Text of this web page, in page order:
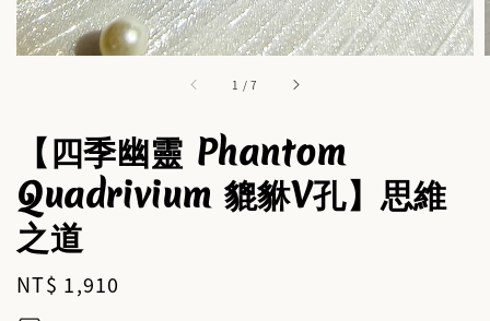
1 /7
【四季幽靈 Phantom
Quadrivium 貔貅V孔】思維
之道
Regular
price
NT$ 1,910